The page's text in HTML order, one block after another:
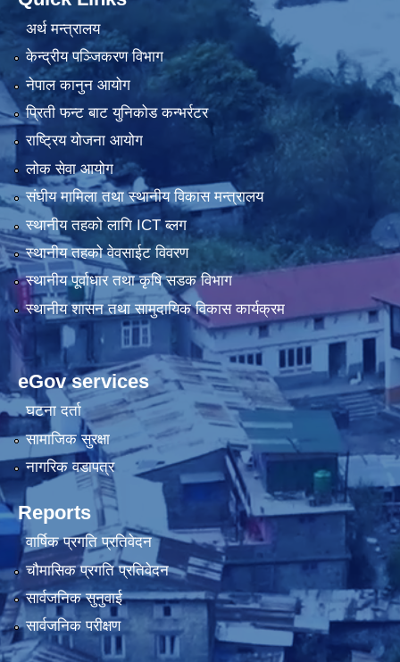
अर्थ मन्त्रालय
केन्द्रीय पञ्जिकरण विभाग
नेपाल कानुन आयोग
प्रिती फन्ट बाट युनिकोड कन्भर्रटर
राष्ट्रिय योजना आयोग
लोक सेवा आयोग
संघीय मामिला तथा स्थानीय विकास मन्त्रालय
स्थानीय तहको लागि ICT ब्लग
स्थानीय तहको वेवसाईट विवरण
स्थानीय पूर्वाधार तथा कृषि सडक विभाग
स्थानीय शासन तथा सामुदायिक विकास कार्यक्रम
eGov services
घटना दर्ता
सामाजिक सुरक्षा
नागरिक वडापत्र
Reports
वार्षिक प्रगति प्रतिवेदन
चौमासिक प्रगति प्रतिवेदन
सार्वजनिक सुनुवाई
सार्वजनिक परीक्षण